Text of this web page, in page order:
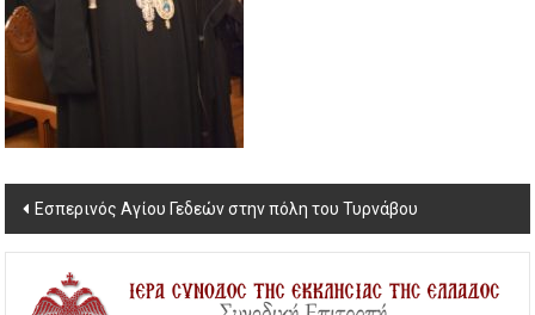
Post
navigation
Εσπερινός Αγίου Γεδεών στην πόλη του Τυρνάβου